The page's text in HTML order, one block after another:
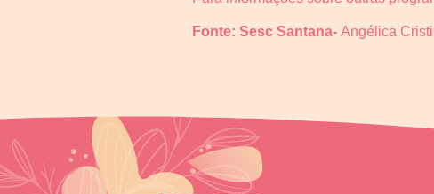
Fonte: Sesc Santana- Angélica